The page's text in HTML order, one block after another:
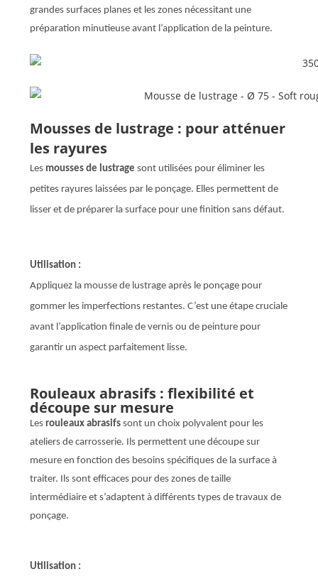
grandes surfaces planes et les zones nécessitant une
préparation minutieuse avant l’application de la peinture.
Mousses de lustrage : pour atténuer
les rayures
Les mousses de lustrage sont utilisées pour éliminer les
petites rayures laissées par le ponçage. Elles permettent de
lisser et de préparer la surface pour une finition sans défaut.
Utilisation :
Appliquez la mousse de lustrage après le ponçage pour
gommer les imperfections restantes. C’est une étape cruciale
avant l’application finale de vernis ou de peinture pour
garantir un aspect parfaitement lisse.
Rouleaux abrasifs : flexibilité et
découpe sur mesure
Lesrouleaux abrasifs sont un choix polyvalent pour les
ateliers de carrosserie. Ils permettent une découpe sur
mesure en fonction des besoins spécifiques de la surface à
traiter. Ils sont efficaces pour des zones de taille
intermédiaire et s’adaptent à différents types de travaux de
ponçage.
Utilisation :